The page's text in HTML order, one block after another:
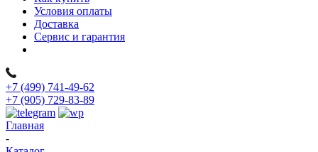
Условия оплаты
Доставка
Сервис и гарантия
+7 (499) 741-49-62
+7 (905) 729-83-89
Главная
-